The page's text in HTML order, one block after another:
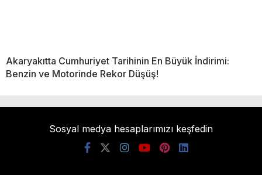
Akaryakıtta Cumhuriyet Tarihinin En Büyük İndirimi:
Benzin ve Motorinde Rekor Düşüş!
Sosyal medya hesaplarımızı keşfedin